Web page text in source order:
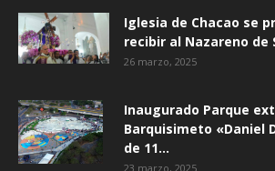
Iglesia de Chacao se
recibir al Nazareno de
26 marzo, 2025
Inaugurado Parque
Barquisimeto «Daniel
de 11...
23 marzo, 2025